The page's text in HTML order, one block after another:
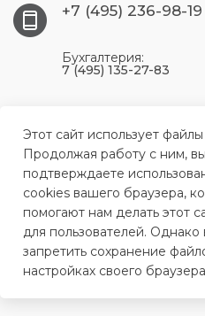
+7 (495) 236-98-19
Бухгалтерия:
7 (495) 135-27-83
этаж, комната 204
Сервисный центр по ремонту
Этот сайт использует
Продолжая работу с ним, вы
подтверждаете
cookies вашего браузера,
помогают нам делать этот
для пользователей.
запретить сохранение
настройках своего